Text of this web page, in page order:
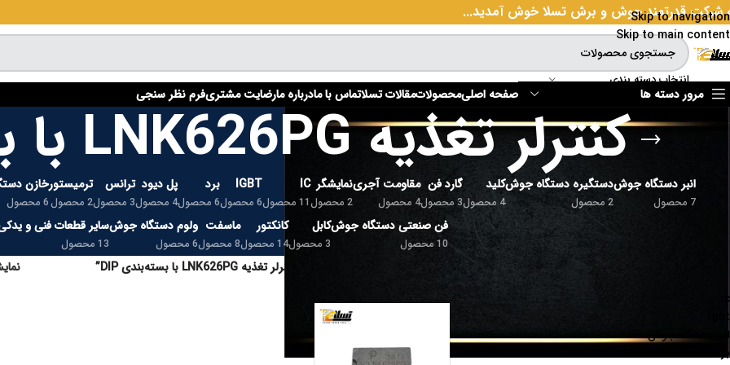
Skip to navigation
Skip to main content
شرکت قدرتمند جوش و برش تسلا خوش آمدید...
انتخاب دسته بندی
مرور دسته ها صفحه اصلیمحصولاتمقالات تسلاتماس با مادرباره مارضایت مشتریفرم نظر سنجی
کنترلر تغذیه LNK626PG با بسته‌بندی DIP
انبر دستگاه جوش
7 محصول
دستگیره دستگاه جوش
2 محصول
کلید
4 محصول
گارد فن
3 محصول
مقاومت آجری
4 محصول
نمایشگر
2 محصول
IC
11 محصول
IGBT
6 محصول
برد
6 محصول
پل دیود
4 محصول
ترانس
3 محصول
ترمیستور
2 محصول
خازن
6 محصول
فن صنعتی دستگاه جوش
10 محصول
کابل
3 محصول
کانکتور
14 محصول
ماسفت
8 محصول
ولوم دستگاه جوش
6 محصول
سایر قطعات فنی و
13 محصول
ic
igbt
انبر دستگاه جوش
برد
محصولات برچسب خورده “کنترلر تغذیه LNK626PG با بسته‌بندی DIP”